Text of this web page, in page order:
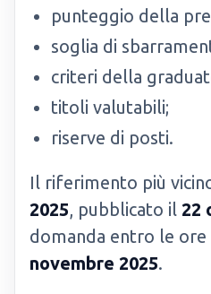
punteggio della
soglia di
criteri della
titoli valutabili;
riserve di posti.
Il riferimento più
2025, pubblicato il 22
domanda entro le ore
novembre 2025.